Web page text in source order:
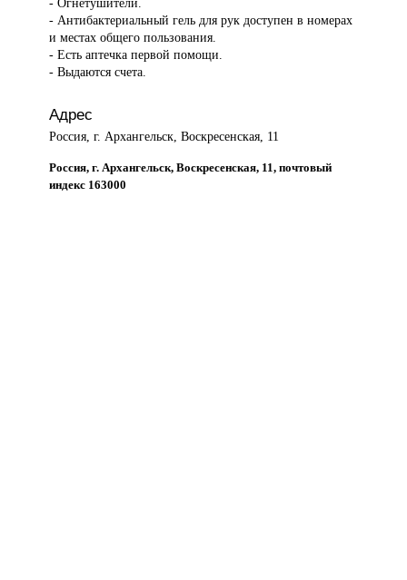
- Огнетушители.
- Антибактериальный гель для рук доступен в номерах
и местах общего пользования.
- Есть аптечка первой помощи.
- Выдаются счета.
Адрес
Россия, г. Архангельск, Воскресенская, 11
Россия, г. Архангельск, Воскресенская, 11, почтовый
индекс 163000